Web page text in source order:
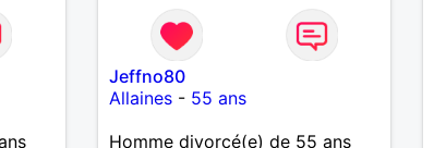
Jeffno80
Allaines- 55 ans
Homme divorcé(e) de 55 ans